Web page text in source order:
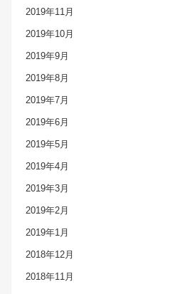
2019年11月
2019年10月
2019年9月
2019年8月
2019年7月
2019年6月
2019年5月
2019年4月
2019年3月
2019年2月
2019年1月
2018年12月
2018年11月